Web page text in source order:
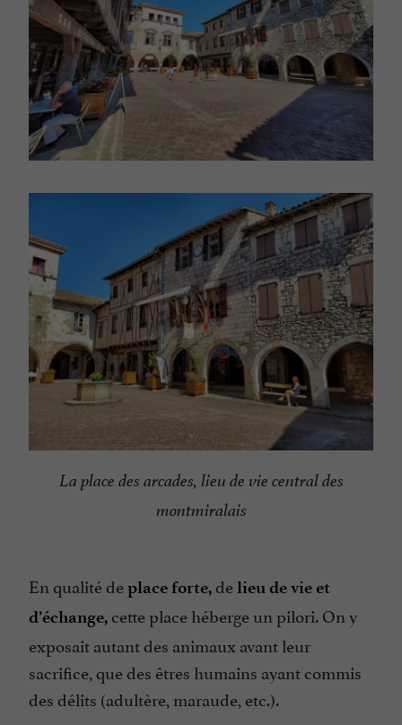
La place des arcades, lieu de vie central des
montmiralais
En qualité deplace forte,delieu de vie et
d’échange, cette place héberge un pilori. On y
exposait autant des animaux avant leur
sacrifice, que des êtres humains ayant commis
des délits (adultère, maraude, etc.).